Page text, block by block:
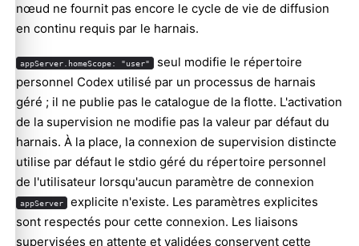
nœud ne fournit pas encore le cycle de vie de diffusion
en continu requis par le harnais.
appServer.homeScope: "user" seul modifie le répertoire
personnel Codex utilisé par un processus de harnais
géré ; il ne publie pas le catalogue de la flotte. L'activation
de la supervision ne modifie pas la valeur par défaut du
harnais. À la place, la connexion de supervision distincte
utilise par défaut le stdio géré du répertoire personnel
de l'utilisateur lorsqu'aucun paramètre de connexion
appServer explicite n'existe. Les paramètres explicites
sont respectés pour cette connexion. Les liaisons
supervisées en attente et validées conservent cette